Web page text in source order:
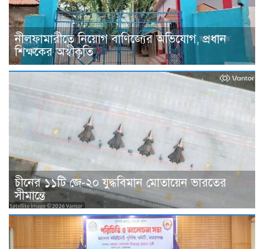
নীলফামারীতে নিয়োগ বাণিজ্যের অভিযোগ, প্রধান
শিক্ষকের অস্বীকৃতি
চীনের ১১টি জে-২০ যুদ্ধবিমান মোতায়েন ভারতের
সীমান্তে